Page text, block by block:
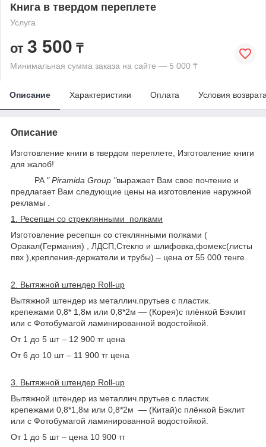
Книга в твердом переплете
Услуга
от 3 500 ₸
Минимальная сумма заказа на сайте — 5 000 ₸
Описание Характеристики Оплата Условия
Описание
Изготовление книги в твердом переплете, Изготовление книги
для жалоб!
PA " Piramida Group "выражает Вам свое почтение и
предлагает Вам следующие цены на изготовление наружной
рекламы .
1. Ресепшн со стреклянными полками
Изготовление ресепшн со стеклянными полками (
Оракал(Германия) , ЛДСП,Стекло и шлифовка,фомекс(листы
пвх ),крепления-держатели и трубы) – цена от 55 000 тенге
2. Вытяжной штендер Roll-up
Вытяжной штендер из металлич.прутьев c пластик.
крепежами 0,8* 1,8м или 0,8*2м ― (Корея)с плёнкой Бэклит
или с Фотобумагой ламинированной водостойкой.
От 1 до 5 шт – 12 900 тг цена
От 6 до 10 шт – 11 900 тг цена
3. Вытяжной штендер Roll-up
Вытяжной штендер из металлич.прутьев c пластик.
крепежами 0,8*1,8м или 0,8*2м ― (Китай)с плёнкой Бэклит
или с Фотобумагой ламинированной водостойкой.
От 1 до 5 шт – цена 10 900 тг